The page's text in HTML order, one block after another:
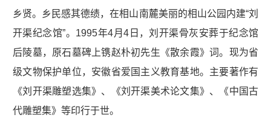
乡贤。乡民感其德绩，在相山南麓美丽的相山公园内建“刘
开渠纪念馆”。1995年4月4日，刘开渠骨灰安葬于纪念馆
后陵墓，原石墓碑上镌赵朴初先生《散余霞》词。现为省
级文物保护单位，安徽省爱国主义教育基地。主要著作有
《刘开渠雕塑选集》、《刘开渠美术论文集》、《中国古
代雕塑集》等印行于世。